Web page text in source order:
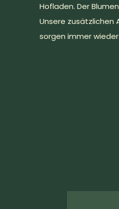
Hofladen. Der
Unsere zusätzlichen
sorgen immer